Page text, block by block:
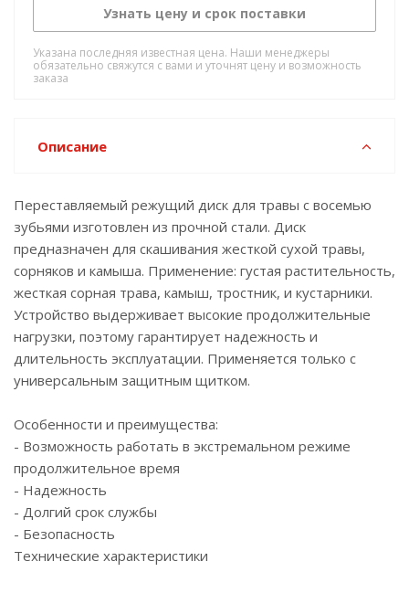
Узнать цену и срок поставки
Указана последняя известная цена. Наши менеджеры
обязательно свяжутся с вами и уточнят цену и возможность
заказа
Описание
Переставляемый режущий диск для травы с восемью
зубьями изготовлен из прочной стали. Диск
предназначен для скашивания жесткой сухой травы,
сорняков и камыша. Применение: густая растительность,
жесткая сорная трава, камыш, тростник, и кустарники.
Устройство выдерживает высокие продолжительные
нагрузки, поэтому гарантирует надежность и
длительность эксплуатации. Применяется только с
универсальным защитным щитком.
Особенности и преимущества:
- Возможность работать в экстремальном режиме
продолжительное время
- Надежность
- Долгий срок службы
- Безопасность
Технические характеристики